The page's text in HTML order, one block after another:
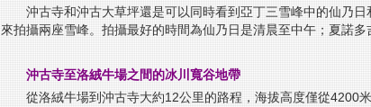
沖古寺和沖古大草坪還是可以同時看到亞丁三雪峰中的仙乃
來拍攝兩座雪峰。拍攝最好的時間為仙乃日是清晨至中午；夏諾多
沖古寺至洛絨牛場之間的冰川寬谷地帶
從洛絨牛場到沖古寺大約12公里的路程，海拔高度僅從4200